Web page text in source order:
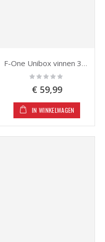
F-One Unibox vinnen 35mm - 4 stuks
Rating:
0%
€ 59,99
IN WINKELWAGEN